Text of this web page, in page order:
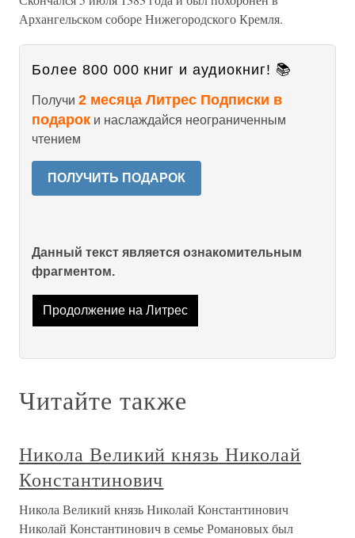
Архангельском соборе Нижегородского Кремля.
Более 800 000 книг и аудиокниг! 📚
Получи 2 месяца Литрес Подписки в
подарок и наслаждайся неограниченным
чтением
ПОЛУЧИТЬ ПОДАРОК
Данный текст является ознакомительным
фрагментом.
Продолжение на Литрес
Читайте также
Никола Великий князь Николай
Константинович
Никола Великий князь Николай Константинович
Николай Константинович в семье Романовых был